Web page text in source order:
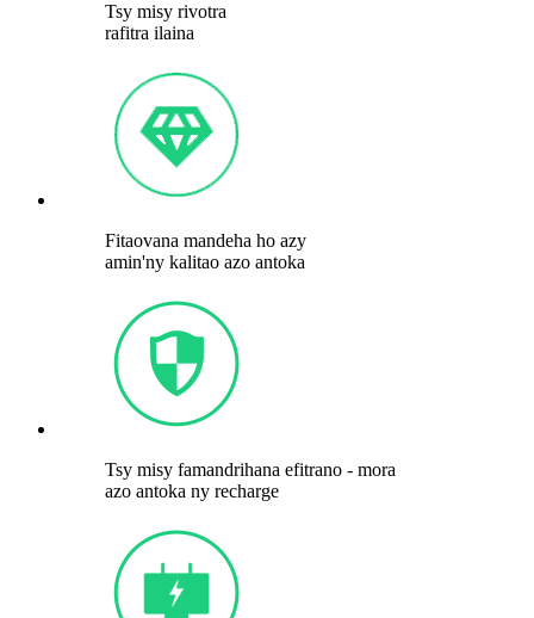
Tsy misy rivotra
rafitra ilaina
Fitaovana mandeha ho azy
amin'ny kalitao azo antoka
Tsy misy famandrihana efitrano - mora
azo antoka ny recharge